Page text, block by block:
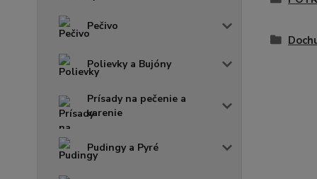
Pečivo
Polievky a Bujóny
Prísady na pečenie a
varenie
Pudingy a Pyré